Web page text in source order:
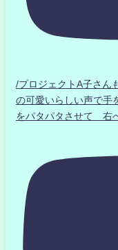
/プロジェクトA子さ
の可愛いらしい声で
をパタパタさせて 右